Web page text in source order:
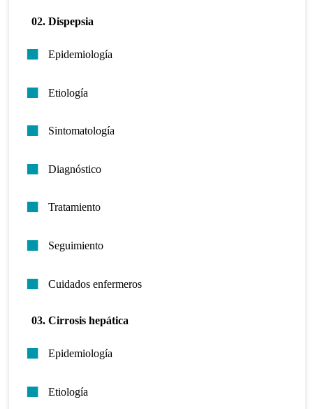
02. Dispepsia
Epidemiología
Etiología
Sintomatología
Diagnóstico
Tratamiento
Seguimiento
Cuidados enfermeros
03. Cirrosis hepática
Epidemiología
Etiología